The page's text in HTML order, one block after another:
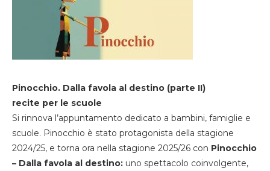
Pinocchio. Dalla favola al destino (parte II)
recite per le scuole
Si rinnova l’appuntamento dedicato a bambini, famiglie e
scuole. Pinocchio è stato protagonista della stagione
2024/25, e torna ora nella stagione 2025/26 con Pinocchio
– Dalla favola al destino: uno spettacolo coinvolgente,